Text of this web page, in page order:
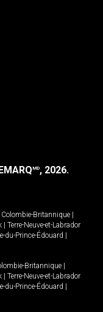
MD, 2026.
Colombie-Britannique
Terre-Neuve-et-Labrador
Île-du-Prince-Édouard
Britannique
Terre-Neuve-et-Labrador
Île-du-Prince-Édouard